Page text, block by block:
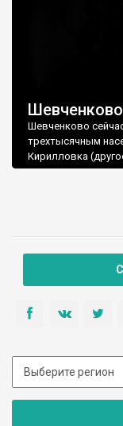
Шевченково
Шевченково
трехтысячным
Кирилловка
кирилловского